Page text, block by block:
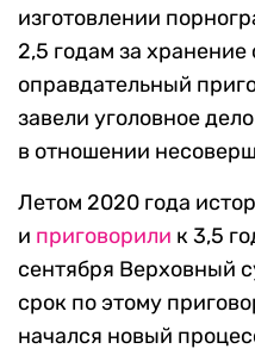
изготовлении
2,5 годам за
оправдательный
завели уголовное
в отношении
Летом 2020 года
и приговорили к 3,5
сентября Верховный
срок по этому
начался новый